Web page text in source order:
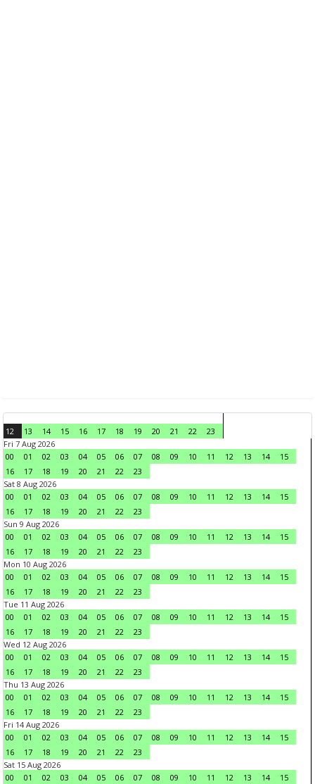
12 13 14 15 16 17 18 19 20 21 22
23
Fri 7 Aug 2026
00
01 02 03 04 05 06 07 08 09 10 11 12 13 14
15
16
17 18 19 20 21 22
23
Sat 8 Aug 2026
00
01 02 03 04 05 06 07 08 09 10 11 12 13 14
15
16
17 18 19 20 21 22
23
Sun 9 Aug 2026
00
01 02 03 04 05 06 07 08 09 10 11 12 13 14
15
16
17 18 19 20 21 22
23
Mon 10 Aug 2026
00
01 02 03 04 05 06 07 08 09 10 11 12 13 14
15
16
17 18 19 20 21 22
23
Tue 11 Aug 2026
00
01 02 03 04 05 06 07 08 09 10 11 12 13 14
15
16
17 18 19 20 21 22
23
Wed 12 Aug 2026
00
01 02 03 04 05 06 07 08 09 10 11 12 13 14
15
16
17 18 19 20 21 22
23
Thu 13 Aug 2026
00
01 02 03 04 05 06 07 08 09 10 11 12 13 14
15
16
17 18 19 20 21 22
23
Fri 14 Aug 2026
00
01 02 03 04 05 06 07 08 09 10 11 12 13 14
15
16
17 18 19 20 21 22
23
Sat 15 Aug 2026
00
01 02 03 04 05 06 07 08 09 10 11 12 13 14 15